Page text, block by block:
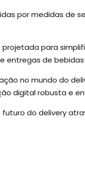
por medidas de
para
entregas de
no mundo do
digital robusta e
do delivery